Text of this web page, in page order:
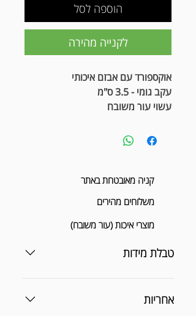
הוספה לסל
לקנייה מהירה
אוקספורד עם אבזם איכותי
עקב גומי - 3.5 ס"מ
עשוי עור משובח
קניה מאובטחת באתר
משלוחים מהירים
טבלת מידות
אחריות
מוצרי איכות (עור משובח)